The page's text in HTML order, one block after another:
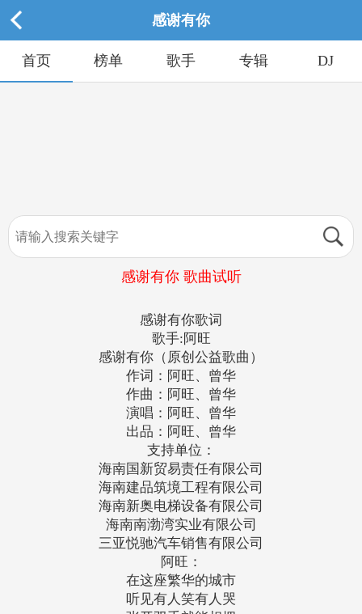
感谢有你
首页 榜单 歌手 专辑 DJ
感谢有你 歌曲试听
感谢有你歌词
歌手:阿旺
感谢有你（原创公益歌曲）
作词：阿旺、曾华
作曲：阿旺、曾华
演唱：阿旺、曾华
出品：阿旺、曾华
支持单位：
海南国新贸易责任有限公司
海南建品筑境工程有限公司
海南新奥电梯设备有限公司
海南南渤湾实业有限公司
三亚悦驰汽车销售有限公司
阿旺：
在这座繁华的城市
听见有人笑有人哭